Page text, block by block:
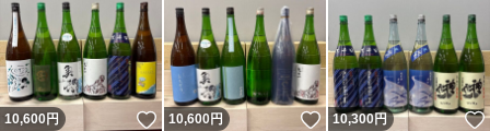
10,600円 いいね！
10,600円 いいね！
10,300円